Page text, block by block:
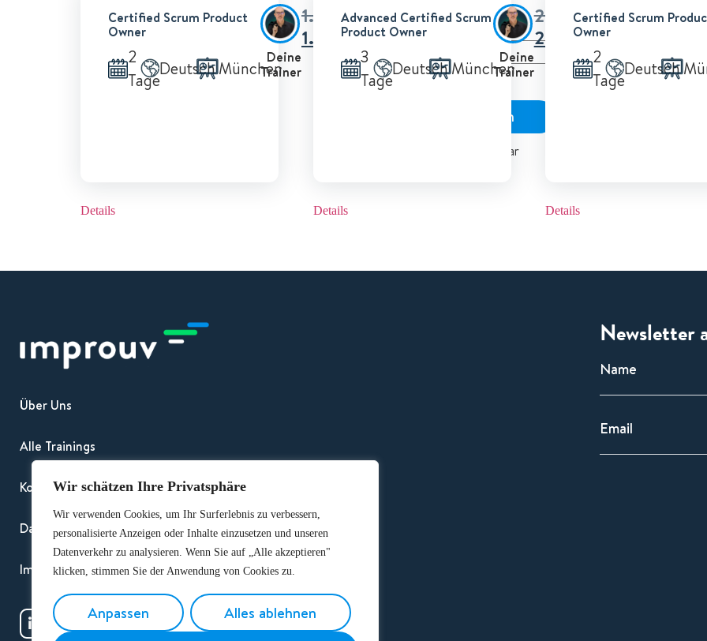
Wir schätzen Ihre Privatsphäre
Wir verwenden Cookies, um Ihr Surferlebnis zu verbessern,
personalisierte Anzeigen oder Inhalte einzusetzen und unseren
Datenverkehr zu analysieren. Wenn Sie auf „Alle akzeptieren"
klicken, stimmen Sie der Anwendung von Cookies zu.
Anpassen
Alles ablehnen
Certified Scrum Product
Owner
2
Tage
DeutschMünchen
Deine
Trainer
1.500,00€
1.400,00€
Zzgl. MwSt
-
Jetzt buchen
Plätze verfügbar
Details
Advanced Certified Scrum
Product Owner
3
Tage
DeutschMünchen
Deine
Trainer
2.200,00€
2.050,00
Zzgl. MwSt
Details
Certified Scrum
Owner
2
Tage
Deutsch
Details
Über Uns
Alle Trainings
Kontakt
Datenschutz und DSGVO
Impressum
Newsletter